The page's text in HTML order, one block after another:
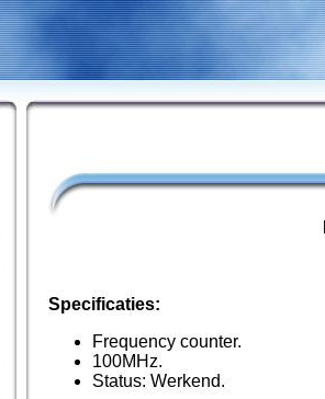
Specificaties:
Frequency counter.
100MHz.
Status: Werkend.